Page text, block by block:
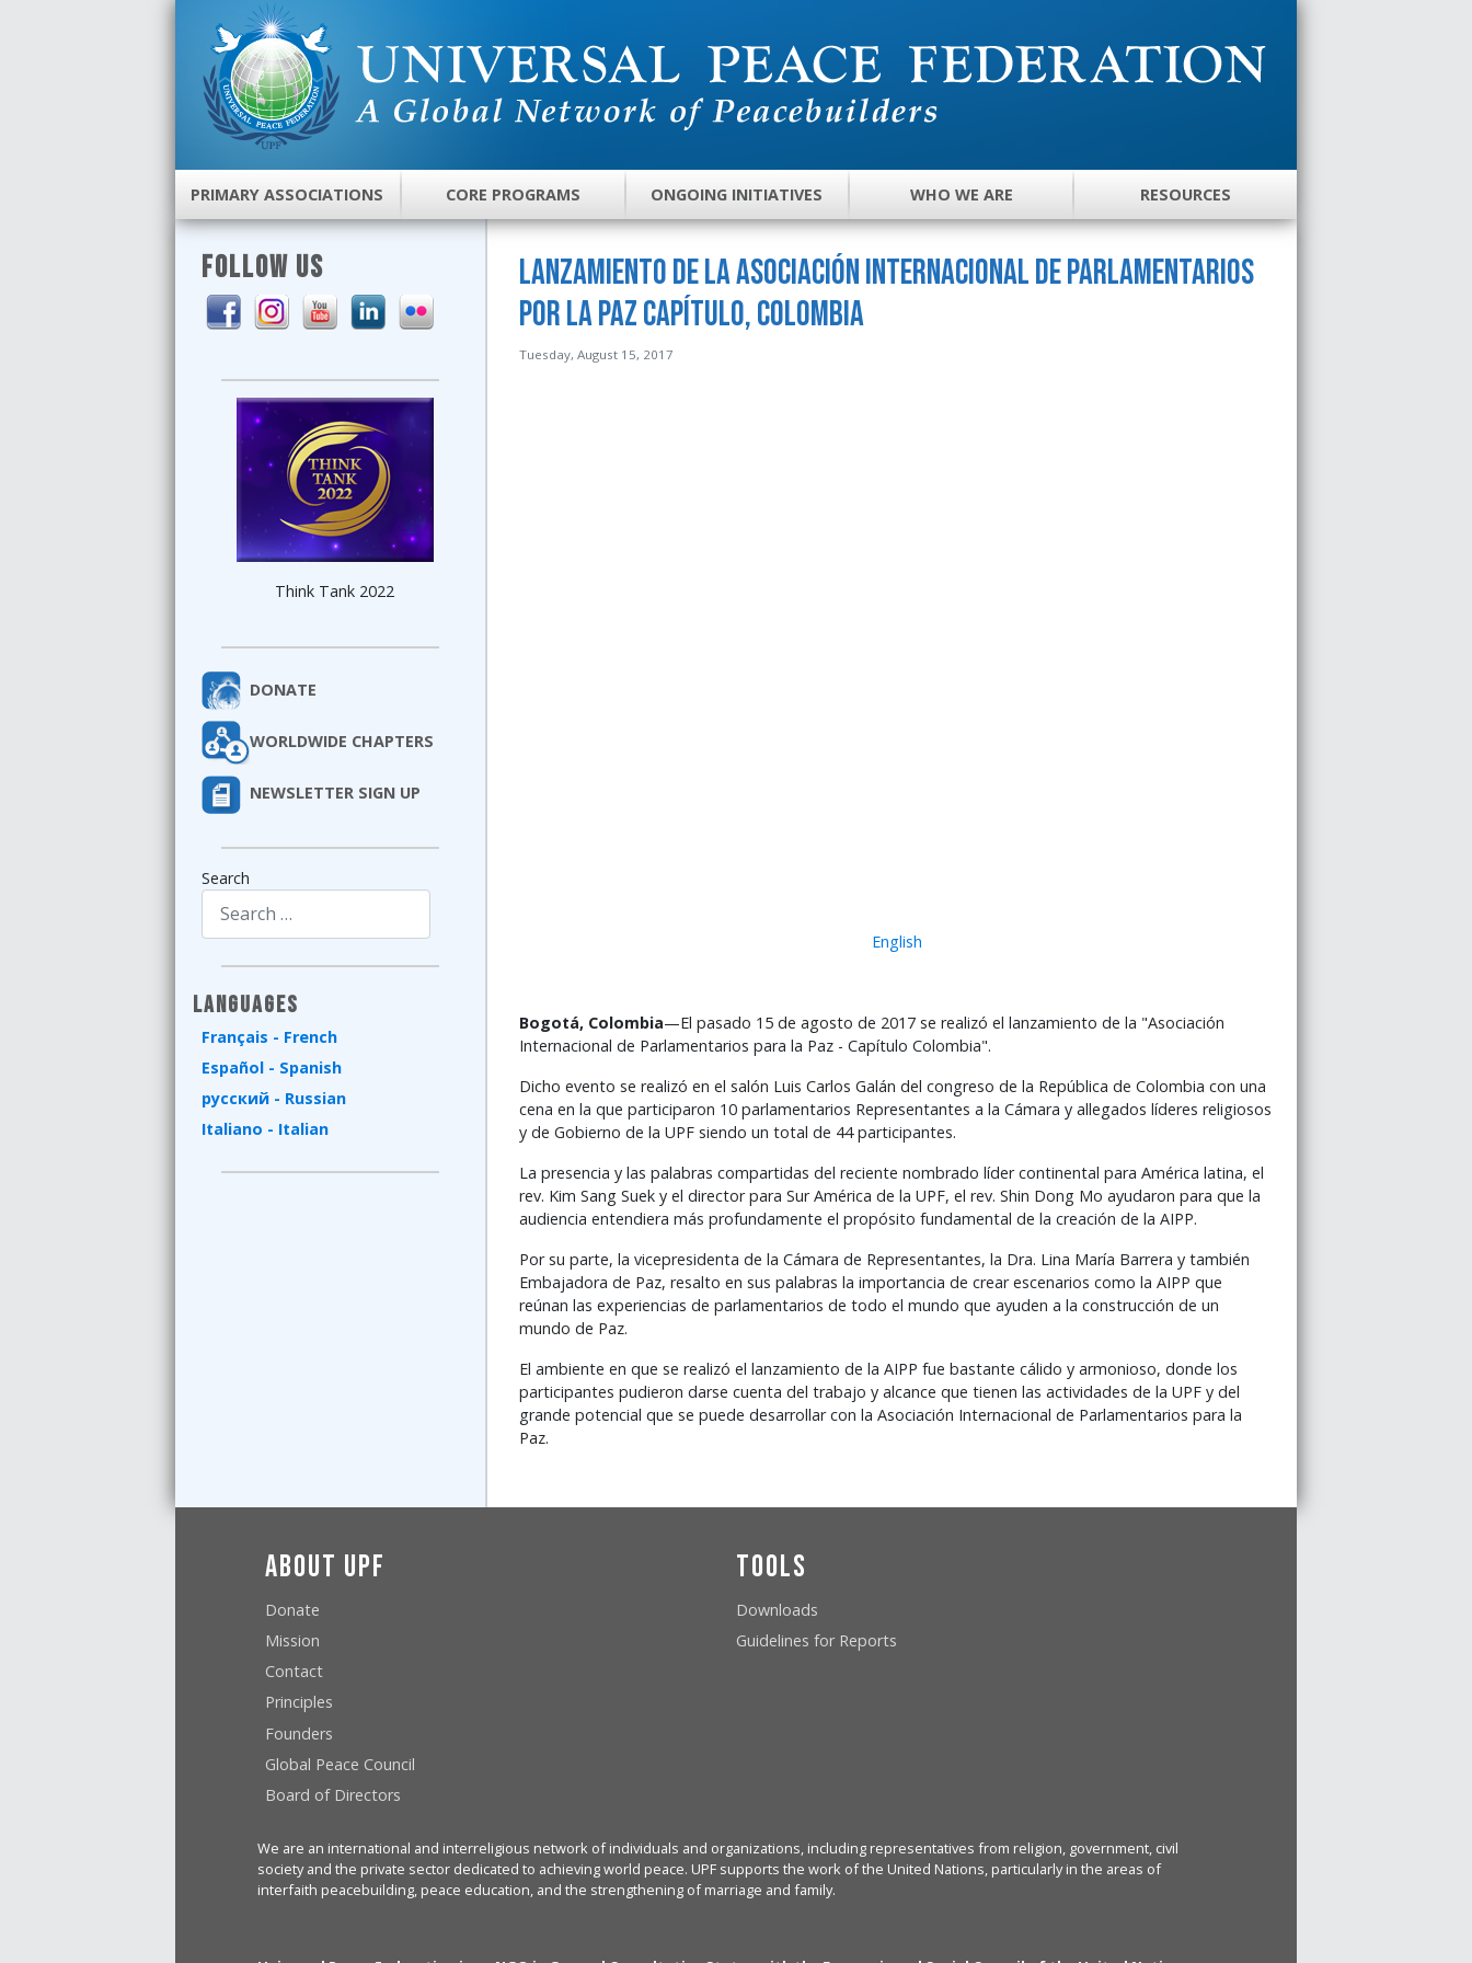
PRIMARY ASSOCIATIONS CORE PROGRAMS ONGOING INITIATIVES WHO WE ARE RESOURCES
FOLLOW US
Think Tank 2022
DONATE
WORLDWIDE CHAPTERS
NEWSLETTER SIGN UP
Search
Languages
Français - French
Español - Spanish
русский - Russian
Italiano - Italian
Lanzamiento de la Asociación Internacional de Parlamentarios
por la Paz Capítulo, Colombia
Tuesday, August 15, 2017
English
Bogotá, Colombia—El pasado 15 de agosto de 2017 se realizó el lanzamiento de la "Asociación
Internacional de Parlamentarios para la Paz - Capítulo Colombia".
Dicho evento se realizó en el salón Luis Carlos Galán del congreso de la República de Colombia con una
cena en la que participaron 10 parlamentarios Representantes a la Cámara y allegados líderes religiosos
y de Gobierno de la UPF siendo un total de 44 participantes.
La presencia y las palabras compartidas del reciente nombrado líder continental para América latina, el
rev. Kim Sang Suek y el director para Sur América de la UPF, el rev. Shin Dong Mo ayudaron para que la
audiencia entendiera más profundamente el propósito fundamental de la creación de la AIPP.
Por su parte, la vicepresidenta de la Cámara de Representantes, la Dra. Lina María Barrera y también
Embajadora de Paz, resalto en sus palabras la importancia de crear escenarios como la AIPP que
reúnan las experiencias de parlamentarios de todo el mundo que ayuden a la construcción de un
mundo de Paz.
El ambiente en que se realizó el lanzamiento de la AIPP fue bastante cálido y armonioso, donde los
participantes pudieron darse cuenta del trabajo y alcance que tienen las actividades de la UPF y del
grande potencial que se puede desarrollar con la Asociación Internacional de Parlamentarios para la
Paz.
About UPF
Donate
Mission
Contact
Principles
Founders
Global Peace Council
Board of Directors
Tools
Downloads
Guidelines for Reports
We are an international and interreligious network of individuals and organizations, including representatives from religion, government, civil
society and the private sector dedicated to achieving world peace. UPF supports the work of the United Nations, particularly in the areas of
interfaith peacebuilding, peace education, and the strengthening of marriage and family.